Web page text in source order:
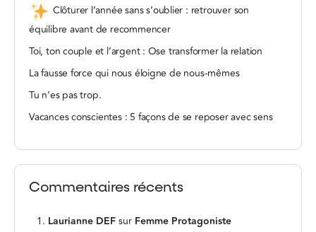
Clôturer l’année sans s’oublier : retrouver son
équilibre avant de recommencer
Toi, ton couple et l’argent : Ose transformer la relation
La fausse force qui nous éloigne de nous-mêmes
Tu n’es pas trop.
Vacances conscientes : 5 façons de se reposer avec sens
Commentaires récents
Laurianne DEFsur Femme Protagoniste